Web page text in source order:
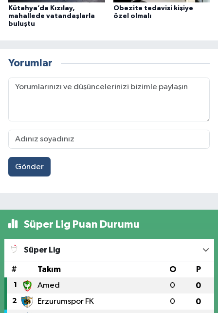
Kütahya’da Kızılay,
mahallede vatandaşlarla
buluştu
Obezite tedavisi kişiye
özel olmalı
Yorumlar
Gönder
Süper Lig Puan Durumu
Süper Lig
# Takım O P
1 Amed 0 0
2 Erzurumspor FK 0 0